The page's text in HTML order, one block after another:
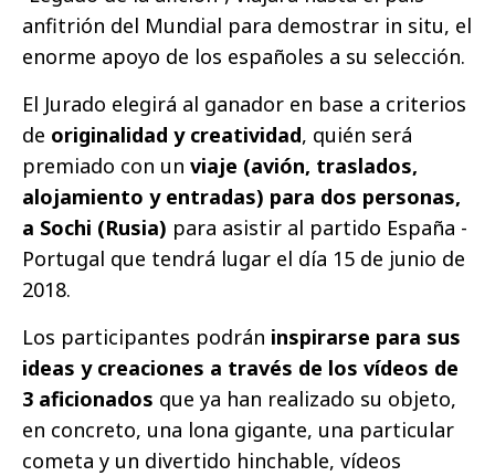
anfitrión del Mundial para demostrar in situ, el
enorme apoyo de los españoles a su selección.
El Jurado elegirá al ganador en base a criterios
de originalidad y creatividad, quién será
premiado con un viaje (avión, traslados,
alojamiento y entradas) para dos personas,
a Sochi (Rusia) para asistir al partido España -
Portugal que tendrá lugar el día 15 de junio de
2018.
Los participantes podrán inspirarse para sus
ideas y creaciones a través de los vídeos de
3 aficionados que ya han realizado su objeto,
en concreto, una lona gigante, una particular
cometa y un divertido hinchable, vídeos